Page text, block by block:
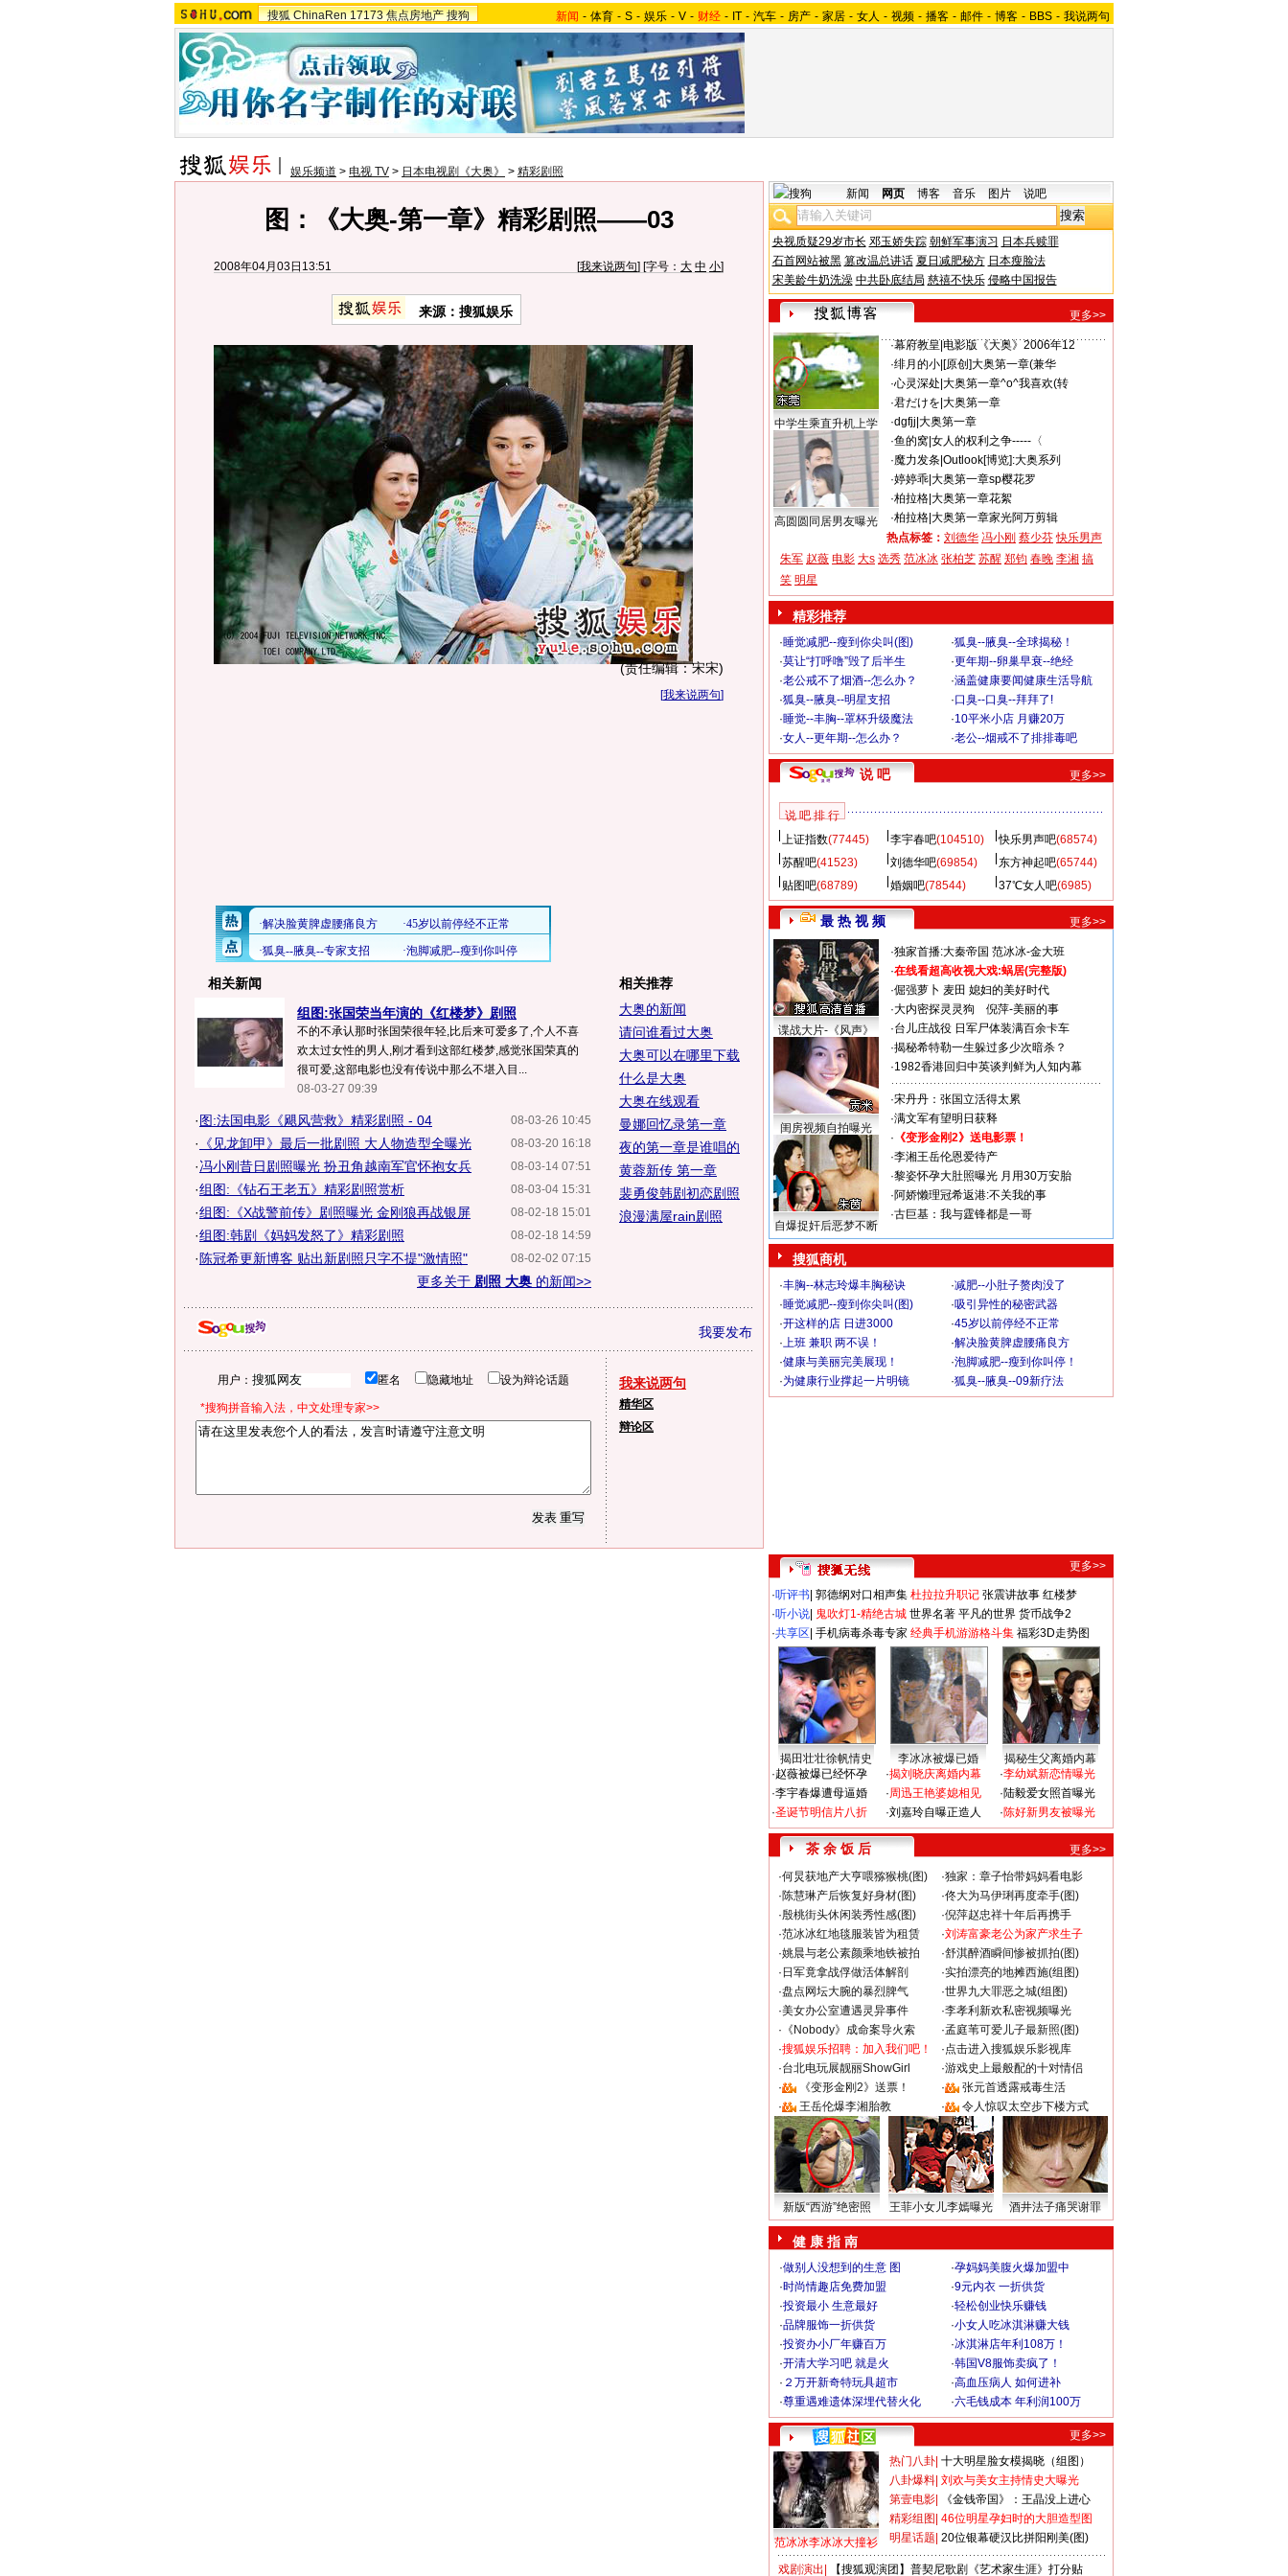
搜狐 ChinaRen 17173 焦点房地产 搜狗 新闻 - 体育 - S - 娱乐 - V - 财经 - IT - 汽车 - 房产 - 家居 - 女人 - 视频 - 播客 - 邮件 - 博客 - BBS - 我说两句
娱乐频道 > 电视 TV > 日本电视剧《大奥》 > 精彩剧照
图：《大奥-第一章》精彩剧照——03
2008年04月03日13:51 [我来说两句] [字号： 大 中 小]
来源：搜狐娱乐
(责任编辑：宋宋)
[我来说两句]
相关新闻
组图:张国荣当年演的《红楼梦》剧照
不的不承认那时张国荣很年轻,比后来可爱多了,个人不喜
欢太过女性的男人,刚才看到这部红楼梦,感觉张国荣真的
很可爱,这部电影也没有传说中那么不堪入目...
08-03-27 09:39
08-03-26 10:45
·图:法国电影《飓风营救》精彩剧照 - 04
08-03-20 16:18
· 《见龙卸甲》最后一批剧照 大人物造型全曝光
08-03-14 07:51
·冯小刚昔日剧照曝光 扮丑角越南军官怀抱女兵
08-03-04 15:31
·组图:《钻石王老五》精彩剧照赏析
08-02-18 15:01
·组图:《X战警前传》剧照曝光 金刚狼再战银屏
08-02-18 14:59
·组图:韩剧《妈妈发怒了》精彩剧照
08-02-02 07:15
· 陈冠希更新博客 贴出新剧照只字不提"激情照"
更多关于 剧照 大奥 的新闻>>
相关推荐
大奥的新闻
请问谁看过大奥
大奥可以在哪里下载
什么是大奥
大奥在线观看
曼娜回忆录第一章
夜的第一章是谁唱的
黄蓉新传 第一章
裴勇俊韩剧初恋剧照
浪漫满屋rain剧照
我要发布
用户： 匿名 隐藏地址 设为辩论话题
*搜狗拼音输入法，中文处理专家>>
我来说两句
精华区
辩论区
新闻 网页 博客 音乐 图片 说吧
央视质疑29岁市长 邓玉娇失踪 朝鲜军事演习 日本兵赎罪
石首网站被黑 篡改温总讲话 夏日减肥秘方 日本瘦脸法
宋美龄牛奶洗澡 中共卧底结局 慈禧不快乐 侵略中国报告
更多>>
中学生乘直升机上学
高圆圆同居男友曝光
·幕府教皇 电影版《大奥》2006年12
·绯月的小| [原创]大奥第一章(兼华
·心灵深处 大奥第一章^o^我喜欢(转
·君だけを 大奥第一章
·dgfjj 大奥第一章
·鱼的窝| 女人的权利之争-----〈
·魔力发条 Outlook[博览]:大奥系列
·婷婷乖| 大奥第一章sp樱花罗
·柏拉格| 大奥第一章花絮
·柏拉格| 大奥第一章家光阿万剪辑
热点标签： 刘德华 冯小刚 蔡少芬 快乐男声
朱军 赵薇 电影 大s 选秀 范冰冰 张柏芝 苏醒 郑钧 春晚 李湘 搞
笑 明星
精彩推荐
·睡觉减肥--瘦到你尖叫(图) ·狐臭--腋臭--全球揭秘！
·莫让“打呼噜”毁了后半生 ·更年期--卵巢早衰--绝经
·老公戒不了烟酒--怎么办？ ·涵盖健康要闻健康生活导航
·狐臭--腋臭--明星支招 ·口臭--口臭--拜拜了!
·睡觉--丰胸--罩杯升级魔法 ·10平米小店 月赚20万
·女人--更年期--怎么办？ ·老公--烟戒不了排排毒吧
说 吧 更多>>
说 吧 排 行
上证指数(77445) 李宇春吧(104510) 快乐男声吧(68574)
苏醒吧(41523) 刘德华吧(69854) 东方神起吧(65744)
贴图吧(68789) 婚姻吧(78544) 37℃女人吧(6985)
最 热 视 频 更多>>
谍战大片-《风声》
闺房视频自拍曝光
自爆捉奸后恶梦不断
·独家首播:大秦帝国 范冰冰-金大班
·在线看超高收视大戏:蜗居(完整版)
·倔强萝卜 麦田 媳妇的美好时代
·大内密探灵灵狗
倪萍-美丽的事
·台儿庄战役 日军尸体装满百余卡车
·揭秘希特勒一生躲过多少次暗杀？
·1982香港回归中英谈判鲜为人知内幕
·宋丹丹：张国立活得太累
·满文军有望明日获释
· 《变形金刚2》送电影票！
·李湘王岳伦恩爱待产
·黎姿怀孕大肚照曝光 月用30万安胎
·阿娇懒理冠希返港:不关我的事
·古巨基：我与霆锋都是一哥
搜狐商机
·丰胸--林志玲爆丰胸秘诀 ·减肥--小肚子赘肉没了
·睡觉减肥--瘦到你尖叫(图) ·吸引异性的秘密武器
·开这样的店 日进3000 ·45岁以前停经不正常
·上班 兼职 两不误！ ·解决脸黄脾虚腰痛良方
·健康与美丽完美展现！ ·泡脚减肥--瘦到你叫停！
·为健康行业撑起一片明镜 ·狐臭--腋臭--09新疗法
更多>>
·听评书 郭德纲对口相声集 杜拉拉升职记 张震讲故事 红楼梦
·听小说 鬼吹灯1-精绝古城 世界名著 平凡的世界 货币战争2
·共享区 手机病毒杀毒专家 经典手机游游格斗集 福彩3D走势图
揭田壮壮徐帆情史 李冰冰被爆已婚
揭秘生父离婚内幕
·赵薇被爆已经怀孕
·李宇春爆遭母逼婚
·圣诞节明信片八折
·揭刘晓庆离婚内幕
·周迅王艳婆媳相见
·刘嘉玲自曝正造人
·李幼斌新恋情曝光
·陆毅爱女照首曝光
·陈好新男友被曝光
茶 余 饭 后
更多>>
·何炅获地产大亨喂猕猴桃(图) ·独家：章子怡带妈妈看电影
·陈慧琳产后恢复好身材(图) ·佟大为马伊琍再度牵手(图)
·殷桃街头休闲装秀性感(图) ·倪萍赵忠祥十年后再携手
·范冰冰红地毯服装皆为租赁 ·刘涛富豪老公为家产求生子
·姚晨与老公素颜乘地铁被拍 ·舒淇醉酒瞬间惨被抓拍(图)
· 日军竟拿战俘做活体解剖 ·实拍漂亮的地摊西施(组图)
·盘点网坛大腕的暴烈脾气 ·世界九大罪恶之城(组图)
·美女办公室遭遇灵异事件 ·李孝利新欢私密视频曝光
· 《Nobody》成命案导火索 ·孟庭苇可爱儿子最新照(图)
·搜狐娱乐招聘：加入我们吧！ ·点击进入搜狐娱乐影视库
·台北电玩展靓丽ShowGirl ·游戏史上最般配的十对情侣
·
《变形金刚2》送票！ ·
张元首透露戒毒生活
·
王岳伦爆李湘胎教 · 令人惊叹太空步下楼方式
新版“西游”绝密照 王菲小女儿李嫣曝光 酒井法子痛哭谢罪
健 康 指 南
·做别人没想到的生意 图 ·孕妈妈美腹火爆加盟中
·时尚情趣店免费加盟 ·9元内衣 一折供货
·投资最小 生意最好 ·轻松创业快乐赚钱
·品牌服饰一折供货 ·小女人吃冰淇淋赚大钱
·投资办小厂年赚百万 ·冰淇淋店年利108万！
·开清大学习吧 就是火 ·韩国V8服饰卖疯了！
· ２万开新奇特玩具超市 ·高血压病人 如何进补
·尊重遇难遗体深埋代替火化 ·六毛钱成本 年利润100万
更多>>
范冰冰李冰冰大撞衫
热门八卦 十大明星脸女模揭晓（组图）
八卦爆料 刘欢与美女主持情史大曝光
第壹电影
《金钱帝国》：王晶没上进心
精彩组图 46位明星孕妇时的大胆造型图
明星话题 20位银幕硬汉比拼阳刚美(图)
戏剧演出 【搜狐观演团】普契尼歌剧《艺术家生涯》打分贴